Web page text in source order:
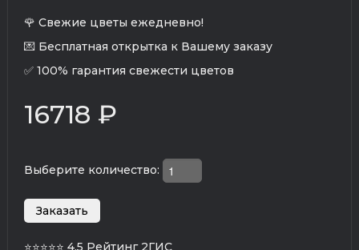
🌹 Свежие цветы ежедневно!
💌 Бесплатная открытка к Вашему заказу
✅ 100% гарантия свежести цветов
16718 ₽
Выберите количество:
⭐⭐⭐⭐⭐ 4.5 Рейтинг 2ГИС